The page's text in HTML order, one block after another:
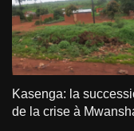
Kasenga: la
de la crise à